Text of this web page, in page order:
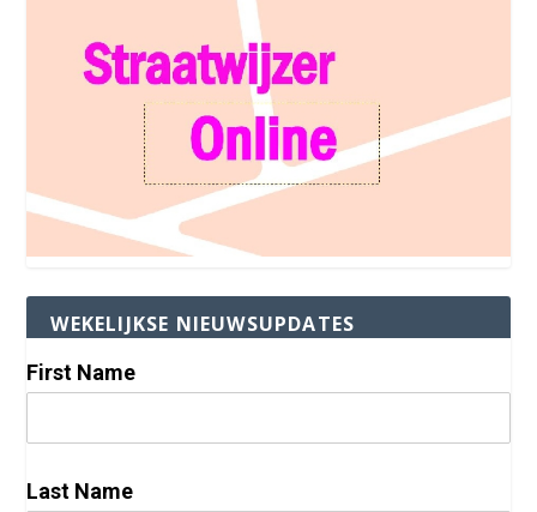
WEKELIJKSE NIEUWSUPDATES
First Name
Last Name